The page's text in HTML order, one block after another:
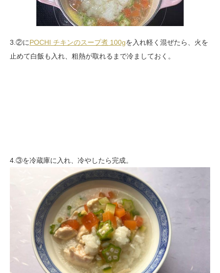
3.②にPOCHI チキンのスープ煮 100gを入れ軽く混ぜたら、火を
止めて白飯も入れ、粗熱が取れるまで冷ましておく。
4.③を冷蔵庫に入れ、冷やしたら完成。